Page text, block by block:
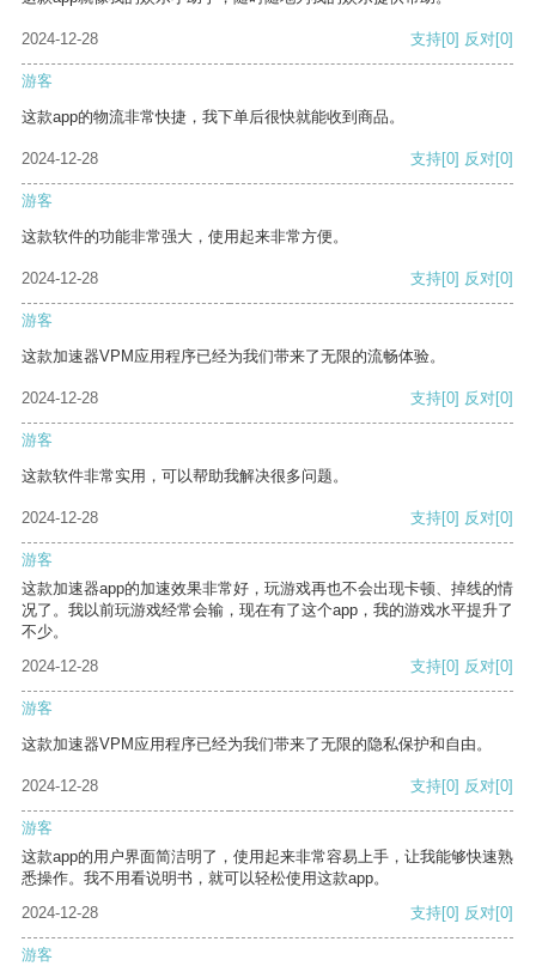
2024-12-28 支持[0] 反对[0]
游客
这款app的物流非常快捷，我下单后很快就能收到商品。
2024-12-28 支持[0] 反对[0]
游客
这款软件的功能非常强大，使用起来非常方便。
2024-12-28 支持[0] 反对[0]
游客
这款加速器VPM应用程序已经为我们带来了无限的流畅体验。
2024-12-28 支持[0] 反对[0]
游客
这款软件非常实用，可以帮助我解决很多问题。
2024-12-28 支持[0] 反对[0]
游客
这款加速器app的加速效果非常好，玩游戏再也不会出现卡顿、掉线的情
况了。我以前玩游戏经常会输，现在有了这个app，我的游戏水平提升了
不少。
2024-12-28
支持[0] 反对[0]
游客
这款加速器VPM应用程序已经为我们带来了无限的隐私保护和自由。
2024-12-28 支持[0] 反对[0]
游客
这款app的用户界面简洁明了，使用起来非常容易上手，让我能够快速熟
悉操作。我不用看说明书，就可以轻松使用这款app。
2024-12-28
支持[0] 反对[0]
游客